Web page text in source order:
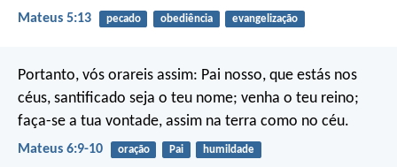
Mateus 5:13 pecado obediência evangelização
Portanto, vós orareis assim: Pai nosso, que estás nos
céus, santificado seja o teu nome; venha o teu reino;
faça-se a tua vontade, assim na terra como no céu.
Mateus 6:9-10 oração Pai humildade